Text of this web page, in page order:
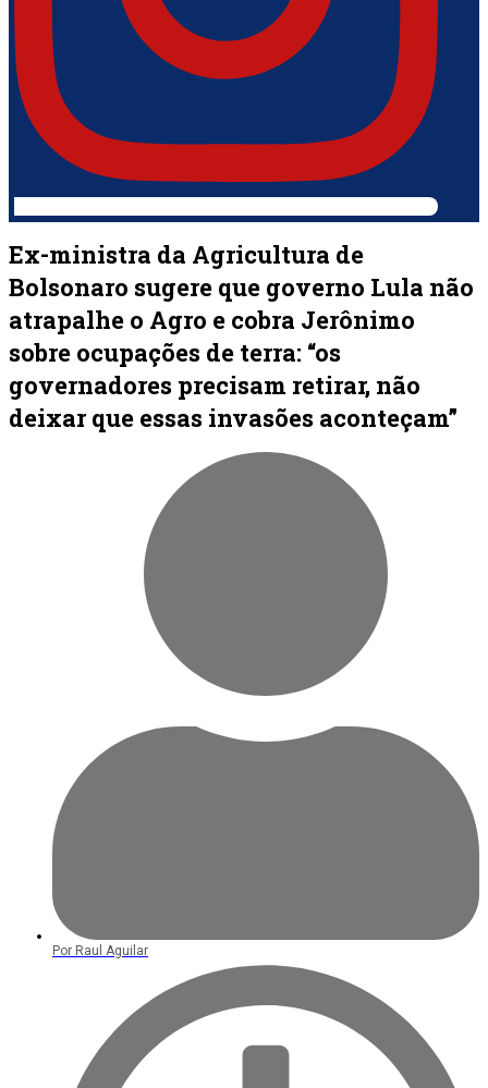
Ex-ministra da Agricultura de
Bolsonaro sugere que governo Lula não
atrapalhe o Agro e cobra Jerônimo
sobre ocupações de terra: “os
governadores precisam retirar, não
deixar que essas invasões aconteçam”
Por Raul Aguilar